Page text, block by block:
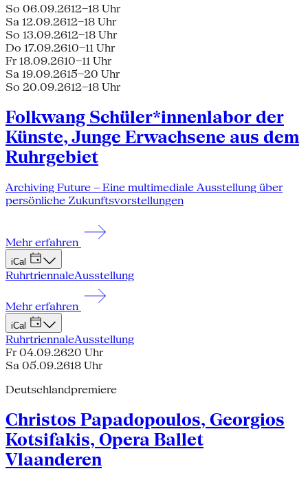
So 06.09.2612–18 Uhr
Sa 12.09.2612–18 Uhr
So 13.09.2612–18 Uhr
Do 17.09.2610–11 Uhr
Fr 18.09.2610–11 Uhr
Sa 19.09.2615–20 Uhr
So 20.09.2612–18 Uhr
Folkwang Schüler*innenlabor der
Künste, Junge Erwachsene aus dem
Ruhrgebiet
Archiving Future – Eine multimediale Ausstellung über
persönliche Zukunftsvorstellungen
Mehr erfahren
iCal
RuhrtriennaleAusstellung
Mehr erfahren
iCal
RuhrtriennaleAusstellung
Fr 04.09.2620 Uhr
Sa 05.09.2618 Uhr
Deutschlandpremiere
Christos Papadopoulos, Georgios
Kotsifakis, Opera Ballet
Vlaanderen